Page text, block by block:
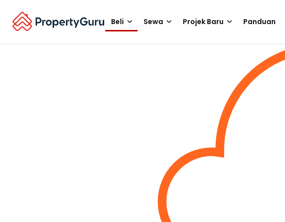
Beli Sewa Projek Baru Panduan